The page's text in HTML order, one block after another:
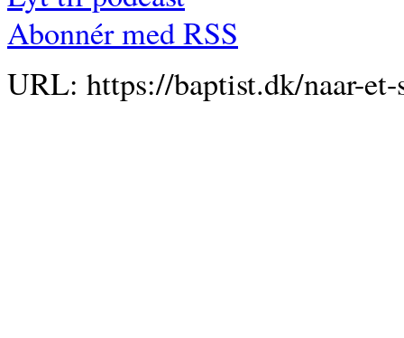
Abonnér med RSS
URL: https://baptist.dk/naar-